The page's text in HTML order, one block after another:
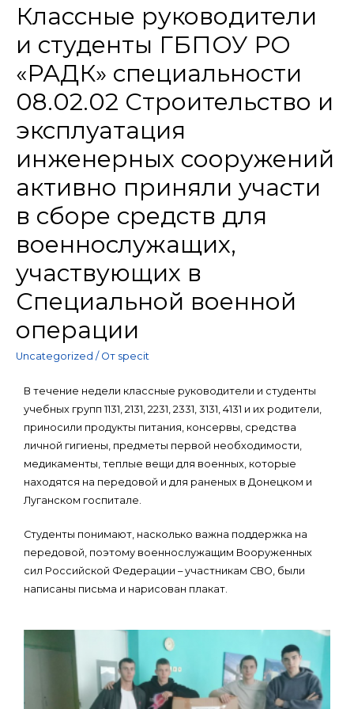
Классные руководители
и студенты ГБПОУ РО
«РАДК» специальности
08.02.02 Строительство и
эксплуатация
инженерных сооружений
активно приняли участи
в сборе средств для
военнослужащих,
участвующих в
Специальной военной
операции
Uncategorized / От specit
В течение недели классные руководители и студенты
учебных групп 1131, 2131, 2231, 2331, 3131, 4131 и их родители,
приносили продукты питания, консервы, средства
личной гигиены, предметы первой необходимости,
медикаменты, теплые вещи для военных, которые
находятся на передовой и для раненых в Донецком и
Луганском госпитале.
Студенты понимают, насколько важна поддержка на
передовой, поэтому военнослужащим Вооруженных
сил Российской Федерации – участникам СВО, были
написаны письма и нарисован плакат.